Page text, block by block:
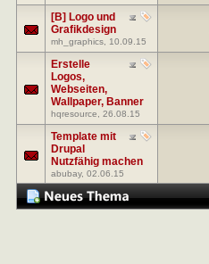
[B] Logo und
Grafikdesign
mh_graphics , 10.09.15
Erstelle
Logos,
Webseiten,
Wallpaper, Banner
hqresource , 26.08.15
Template mit
Drupal
Nutzfähig machen
abubay, 02.06.15